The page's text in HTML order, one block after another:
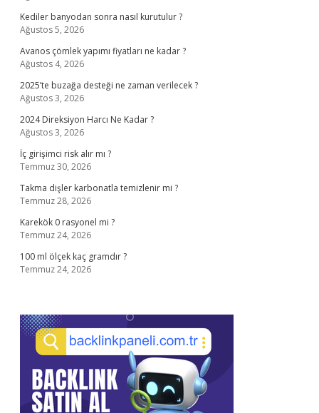
Kediler banyodan sonra nasıl kurutulur ?
Ağustos 5, 2026
Avanos çömlek yapımı fiyatları ne kadar ?
Ağustos 4, 2026
2025’te buzağa desteği ne zaman verilecek ?
Ağustos 3, 2026
2024 Direksiyon Harcı Ne Kadar ?
Ağustos 3, 2026
İç girişimci risk alır mı ?
Temmuz 30, 2026
Takma dişler karbonatla temizlenir mi ?
Temmuz 28, 2026
Karekök 0 rasyonel mi ?
Temmuz 24, 2026
100 ml ölçek kaç gramdır ?
Temmuz 24, 2026